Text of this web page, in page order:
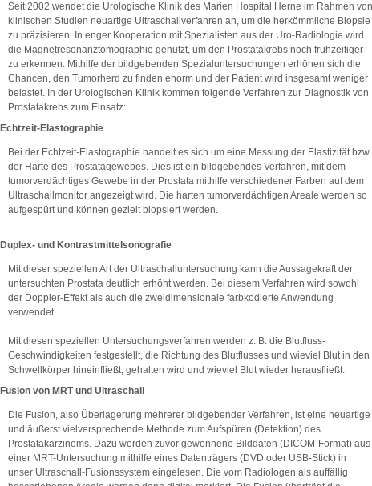
Seit 2002 wendet die Urologische Klinik des Marien Hospital Herne im Rahmen von
klinischen Studien neuartige Ultraschallverfahren an, um die herkömmliche Biopsie
zu präzisieren. In enger Kooperation mit Spezialisten aus der Uro-Radiologie wird
die Magnetresonanztomographie genutzt, um den Prostatakrebs noch frühzeitiger
zu erkennen. Mithilfe der bildgebenden Spezialuntersuchungen erhöhen sich die
Chancen, den Tumorherd zu finden enorm und der Patient wird insgesamt weniger
belastet. In der Urologischen Klinik kommen folgende Verfahren zur Diagnostik von
Prostatakrebs zum Einsatz:
Echtzeit-Elastographie
Bei der Echtzeit-Elastographie handelt es sich um eine Messung der Elastizität bzw.
der Härte des Prostatagewebes. Dies ist ein bildgebendes Verfahren, mit dem
tumorverdächtiges Gewebe in der Prostata mithilfe verschiedener Farben auf dem
Ultraschallmonitor angezeigt wird. Die harten tumorverdächtigen Areale werden so
aufgespürt und können gezielt biopsiert werden.
Duplex- und Kontrastmittelsonografie
Mit dieser speziellen Art der Ultraschalluntersuchung kann die Aussagekraft der
untersuchten Prostata deutlich erhöht werden. Bei diesem Verfahren wird sowohl
der Doppler-Effekt als auch die zweidimensionale farbkodierte Anwendung
verwendet.
Mit diesen speziellen Untersuchungsverfahren werden z. B. die Blutfluss-
Geschwindigkeiten festgestellt, die Richtung des Blutflusses und wieviel Blut in den
Schwellkörper hineinfließt, gehalten wird und wieviel Blut wieder herausfließt.
Fusion von MRT und Ultraschall
Die Fusion, also Überlagerung mehrerer bildgebender Verfahren, ist eine neuartige
und äußerst vielversprechende Methode zum Aufspüren (Detektion) des
Prostatakarzinoms. Dazu werden zuvor gewonnene Bilddaten (DICOM-Format) aus
einer MRT-Untersuchung mithilfe eines Datenträgers (DVD oder USB-Stick) in
unser Ultraschall-Fusionssystem eingelesen. Die vom Radiologen als auffällig